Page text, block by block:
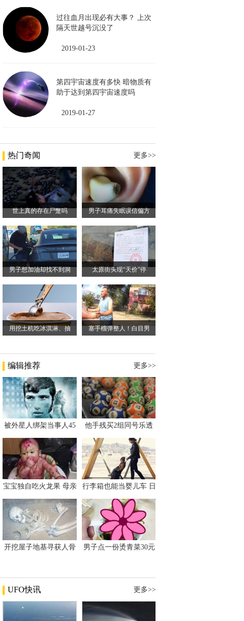
过往血月出现必有大事？ 上次
隔天世越号沉没了
2019-01-23
第四宇宙速度有多快 暗物质有
助于达到第四宇宙速度吗
2019-01-27
热门奇闻 更多>>
世上真的存在尸蹩吗 男子耳痛失眠误信偏方
男子想加油却找不到洞 太原街头现“天价”停
用挖土机吃冰淇淋、抽 塞手榴弹整人！白目男
编辑推荐 更多>>
被外星人绑架当事人45
斯卡古拉事件
他手残买2组同号乐透
万
宝宝独自吃火龙果 母亲
行李箱也能当婴儿车 日
开挖屋子地基寻获人骨
男子点一份烫青菜30元
UFO快讯 更多>>